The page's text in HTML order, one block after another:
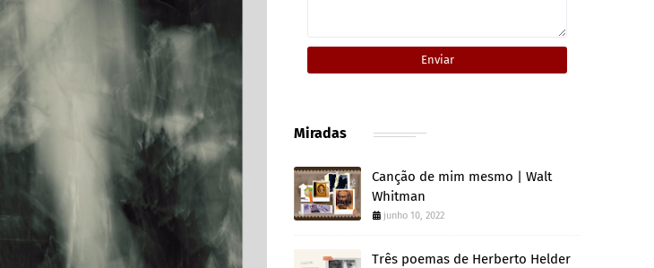
Miradas
Canção de mim mesmo | Walt
Whitman
junho 10, 2022
Três poemas de Herberto Helder